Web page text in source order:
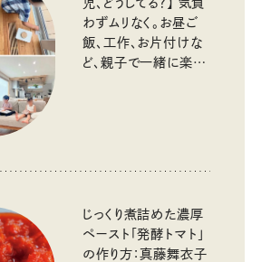
わずムリなく。お昼ご
飯、工作、お片付けな
ど、親子で一緒に楽し
じっくり煮詰めた濃厚
ペースト「発酵トマト」
の作り方：真藤舞衣子